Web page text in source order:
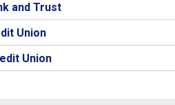
and Trust
Union
Union